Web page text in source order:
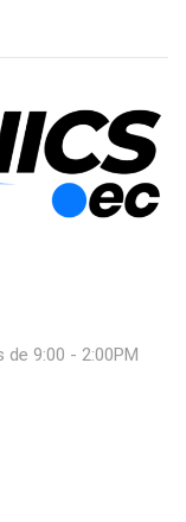
de 9:00 - 2:00PM